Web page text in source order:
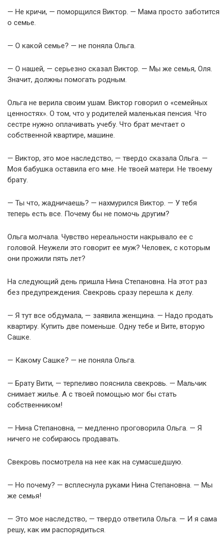
— Не кричи, — поморщился Виктор. — Мама просто заботится
о семье.
— О какой семье? — не поняла Ольга.
— О нашей, — серьезно сказал Виктор. — Мы же семья, Оля.
Значит, должны помогать родным.
Ольга не верила своим ушам. Виктор говорил о «семейных
ценностях». О том, что у родителей маленькая пенсия. Что
сестре нужно оплачивать учебу. Что брат мечтает о
собственной квартире, машине.
— Виктор, это мое наследство, — твердо сказала Ольга. —
Моя бабушка оставила его мне. Не твоей матери. Не твоему
брату.
— Ты что, жадничаешь? — нахмурился Виктор. — У тебя
теперь есть все. Почему бы не помочь другим?
Ольга молчала. Чувство нереальности накрывало ее с
головой. Неужели это говорит ее муж? Человек, с которым
они прожили пять лет?
На следующий день пришла Нина Степановна. На этот раз
без предупреждения. Свекровь сразу перешла к делу.
— Я тут все обдумала, — заявила женщина. — Надо продать
квартиру. Купить две поменьше. Одну тебе и Вите, вторую
Сашке.
— Какому Сашке? — не поняла Ольга.
— Брату Вити, — терпеливо пояснила свекровь. — Мальчик
снимает жилье. А с твоей помощью мог бы стать
собственником!
— Нина Степановна, — медленно проговорила Ольга. — Я
ничего не собираюсь продавать.
Свекровь посмотрела на нее как на сумасшедшую.
— Но почему? — всплеснула руками Нина Степановна. — Мы
же семья!
— Это мое наследство, — твердо ответила Ольга. — И я сама
решу, как им распорядиться.